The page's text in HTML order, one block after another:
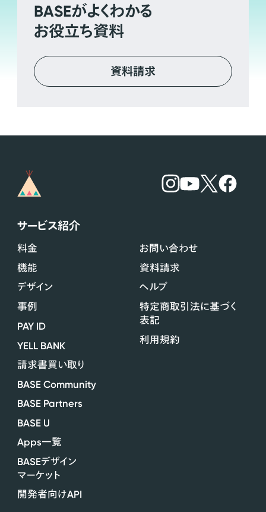
BASEがよくわかる
お役立ち資料
資料請求
サービス紹介
料金
機能
デザイン
事例
PAY ID
YELL BANK
請求書買い取り
BASE Community
BASE Partners
BASE U
Apps一覧
BASEデザイン
マーケット
開発者向けAPI
お問い合わせ
資料請求
ヘルプ
特定商取引法に基づく
表記
利用規約